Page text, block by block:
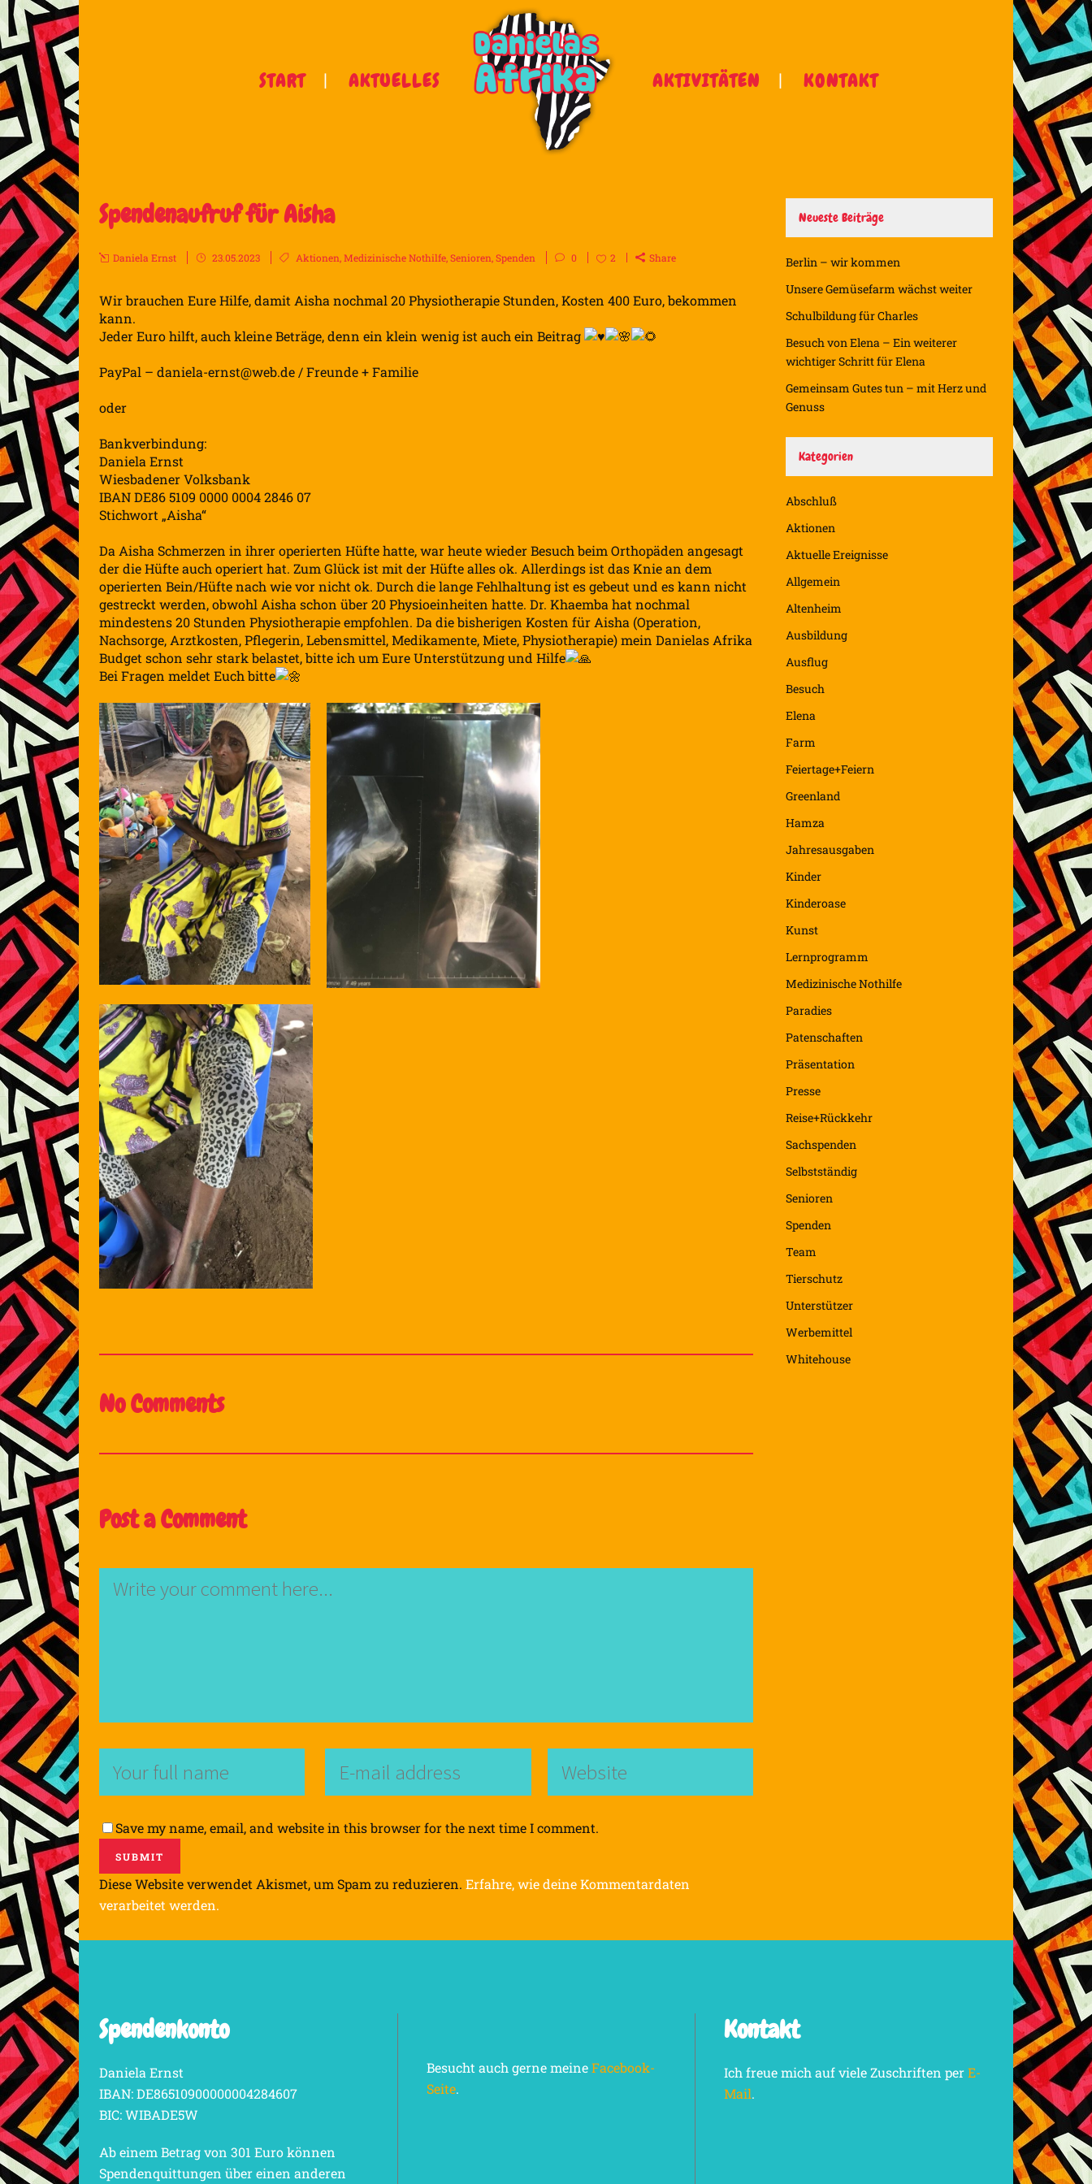
START AKTUELLES AKTIVITÄTEN KONTAKT
Spendenaufruf für Aisha
Daniela Ernst 23.05.2023 Aktionen,Medizinische Nothilfe,Senioren,Spenden 0 2 Share
Wir brauchen Eure Hilfe, damit Aisha nochmal 20 Physiotherapie Stunden, Kosten 400 Euro, bekommen
kann.
Jeder Euro hilft, auch kleine Beträge, denn ein klein wenig ist auch ein Beitrag
PayPal – daniela-ernst@web.de / Freunde + Familie
oder
Bankverbindung:
Daniela Ernst
Wiesbadener Volksbank
IBAN DE86 5109 0000 0004 2846 07
Stichwort „Aisha“
Da Aisha Schmerzen in ihrer operierten Hüfte hatte, war heute wieder Besuch beim Orthopäden angesagt
der die Hüfte auch operiert hat. Zum Glück ist mit der Hüfte alles ok. Allerdings ist das Knie an dem
operierten Bein/Hüfte nach wie vor nicht ok. Durch die lange Fehlhaltung ist es gebeut und es kann nicht
gestreckt werden, obwohl Aisha schon über 20 Physioeinheiten hatte. Dr. Khaemba hat nochmal
mindestens 20 Stunden Physiotherapie empfohlen. Da die bisherigen Kosten für Aisha (Operation,
Nachsorge, Arztkosten, Pflegerin, Lebensmittel, Medikamente, Miete, Physiotherapie) mein Danielas Afrika
Budget schon sehr stark belastet, bitte ich um Eure Unterstützung und Hilfe
Bei Fragen meldet Euch bitte
No Comments
Post a Comment
Save my name, email, and website in this browser for the next time I comment.
Diese Website verwendet Akismet, um Spam zu reduzieren. Erfahre, wie deine Kommentardaten
verarbeitet werden.
Neueste Beiträge
Berlin – wir kommen
Unsere Gemüsefarm wächst weiter
Schulbildung für Charles
Besuch von Elena – Ein weiterer
wichtiger Schritt für Elena
Gemeinsam Gutes tun – mit Herz und
Genuss
Kategorien
Abschluß
Aktionen
Aktuelle Ereignisse
Allgemein
Altenheim
Ausbildung
Ausflug
Besuch
Elena
Farm
Feiertage+Feiern
Greenland
Hamza
Jahresausgaben
Kinder
Kinderoase
Kunst
Lernprogramm
Medizinische Nothilfe
Paradies
Patenschaften
Präsentation
Presse
Reise+Rückkehr
Sachspenden
Selbstständig
Senioren
Spenden
Team
Tierschutz
Unterstützer
Werbemittel
Whitehouse
Spendenkonto
Daniela Ernst
IBAN: DE86510900000004284607
BIC: WIBADE5W
Ab einem Betrag von 301 Euro können
Spendenquittungen über einen anderen
Besucht auch gerne meineFacebook-
Seite.
Kontakt
Ich freue mich auf viele Zuschriften perE-
Mail.